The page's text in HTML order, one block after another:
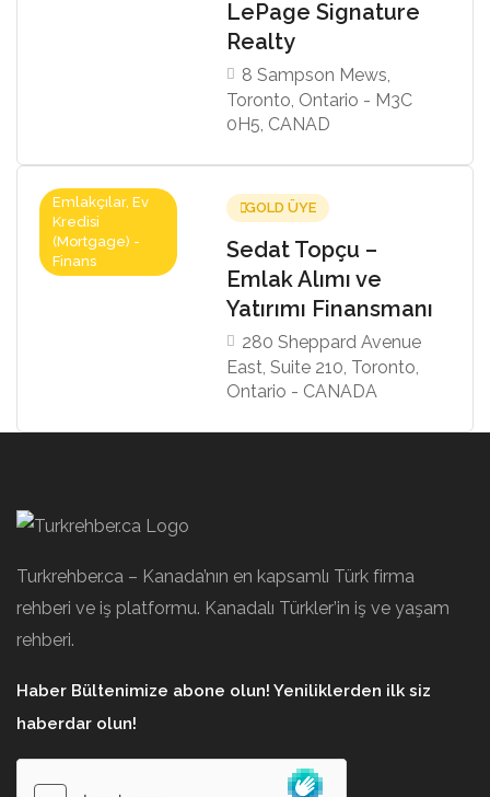
LePage Signature
Realty
8 Sampson Mews,
Toronto, Ontario - M3C
0H5, CANAD
Emlakçılar, Ev
Kredisi
(Mortgage) -
Finans
GOLD ÜYE
Sedat Topçu –
Emlak Alımı ve
Yatırımı Finansmanı
280 Sheppard Avenue
East, Suite 210, Toronto,
Ontario - CANADA
Turkrehber.ca – Kanada’nın en kapsamlı Türk firma
rehberi ve iş platformu. Kanadalı Türkler’in iş ve yaşam
rehberi.
Haber Bültenimize abone olun! Yeniliklerden ilk siz
haberdar olun!